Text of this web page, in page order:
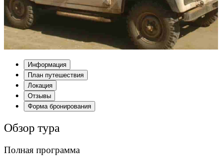
Информация
План путешествия
Локация
Отзывы
Форма бронирования
Обзор тура
Полная программа